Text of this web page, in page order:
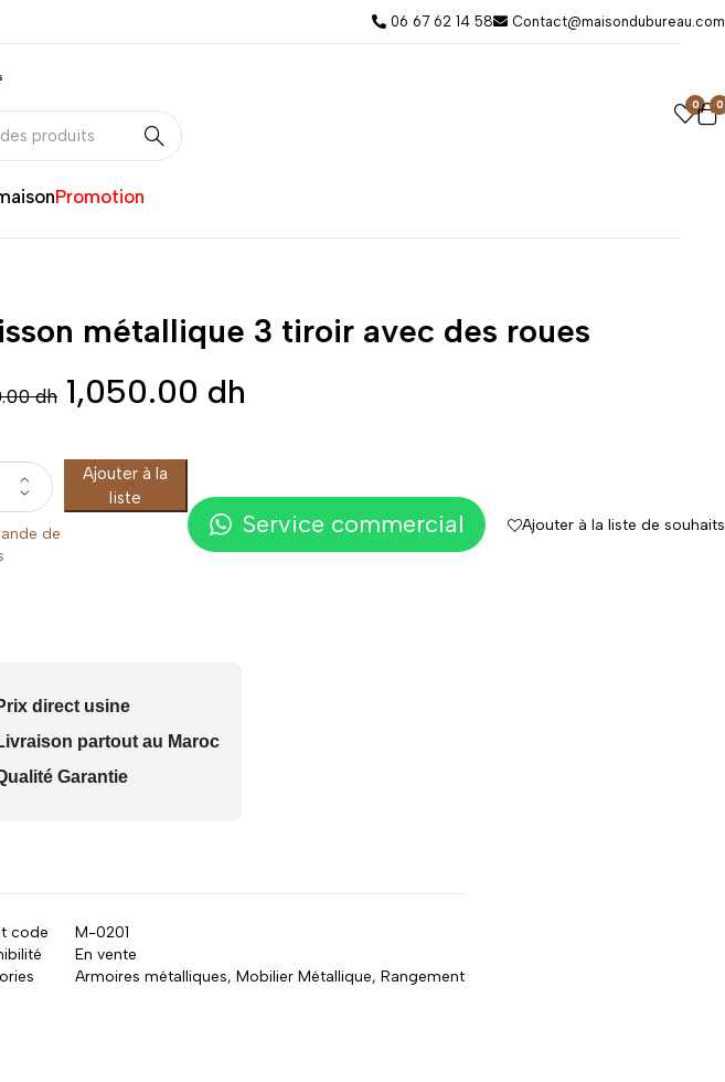
06 67 62 14 58 Contact@maisondubureau.com
0 0
Promotion
métallique 3 tiroir avec des roues
dh 1,050.00 dh
Ajouter à la
liste
de
Service commercial Ajouter à la liste de souhaits
direct usine
partout au Maroc
Garantie
code
M-0201
En vente
Armoires métalliques, Mobilier Métallique, Rangement